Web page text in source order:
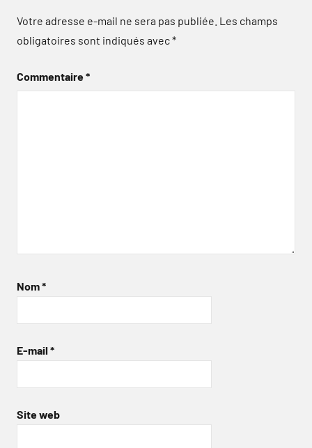
Votre adresse e-mail ne sera pas publiée. Les champs
obligatoires sont indiqués avec*
Commentaire*
Nom*
E-mail *
Site web